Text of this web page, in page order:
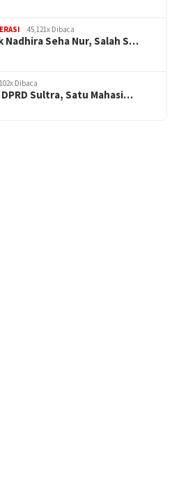
45,121x Dibaca
Nadhira Seha Nur, Salah S…
Dibaca
Sultra, Satu Mahasi…